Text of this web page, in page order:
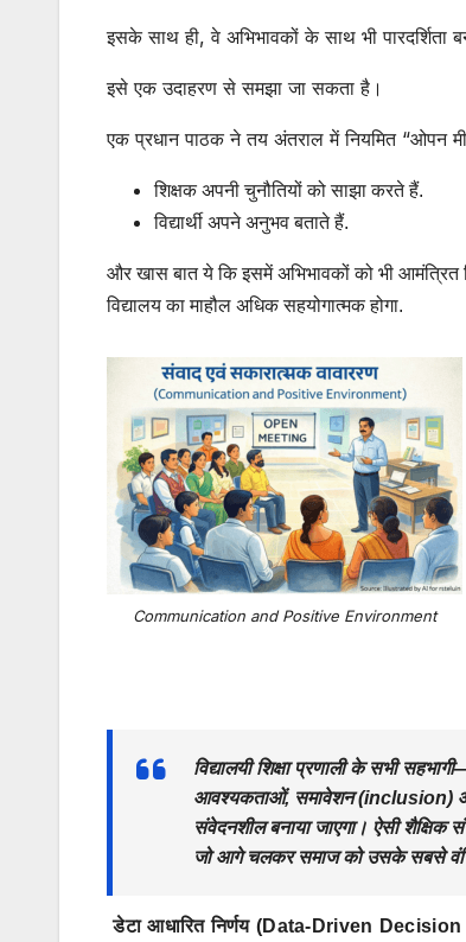
इसके साथ ही, वे अभिभावकों के साथ भी पारदर्शिता
इसे एक उदाहरण से समझा जा सकता है।
एक प्रधान पाठक ने तय अंतराल में नियमित “ओपन
शिक्षक अपनी चुनौतियों को साझा करते हैं.
विद्यार्थी अपने अनुभव बताते हैं.
और खास बात ये कि इसमें अभिभावकों को भी आमंत्रित
विद्यालय का माहौल अधिक सहयोगात्मक होगा.
Communication and Positive Environment
विद्यालयी शिक्षा प्रणाली के सभी
आवश्यकताओं, समावेशन (inclusion) और
संवेदनशील बनाया जाएगा। ऐसी शैक्षिक
जो आगे चलकर समाज को उसके सबसे वंचित
डेटा आधारित निर्णय (Data-Driven